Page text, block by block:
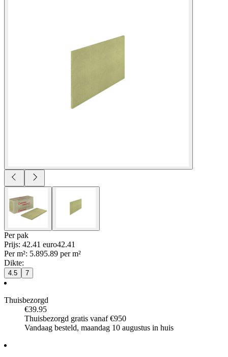
Per pak
Prijs: 42.41 euro42.41
Per m²: 5.895.89 per m²
Dikte:
4.5 7
Thuisbezorgd
€39.95
Thuisbezorgd gratis vanaf €950
Vandaag besteld, maandag 10 augustus in huis